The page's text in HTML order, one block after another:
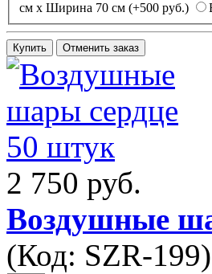
см х Ширина 70 см (+500 руб.)
2 750 руб.
Воздушные
(Код: SZR-199)